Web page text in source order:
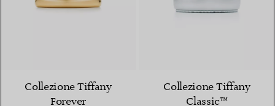
Collezione Tiffany
Forever
Collezione Tiffany
Classic™